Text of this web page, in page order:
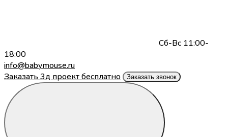
Сб-Вс 11:00-
18:00
info@babymouse.ru
Заказать 3д проект бесплатно
Заказать звонок